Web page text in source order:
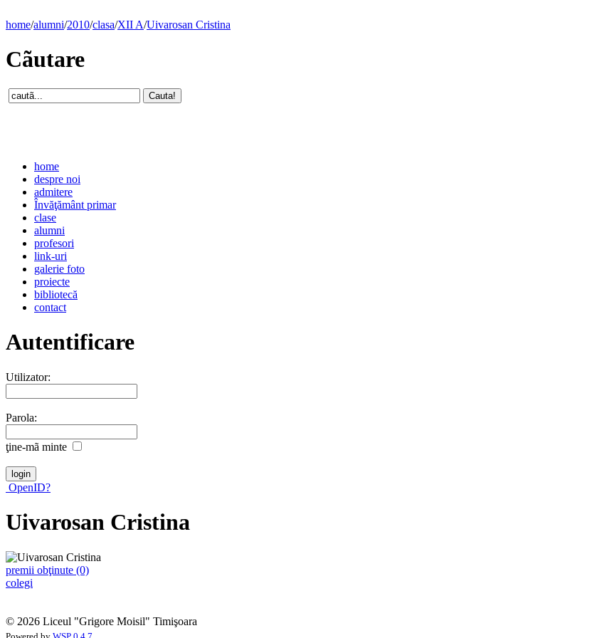
home/alumni/2010/clasa/XII A/Uivarosan Cristina
Cãutare
home
despre noi
admitere
Învăţământ primar
clase
alumni
profesori
link-uri
galerie foto
proiecte
bibliotecă
contact
Autentificare
Utilizator:
Parola:
ţine-mã minte
OpenID?
Uivarosan Cristina
premii obţinute (0)
colegi
© 2026 Liceul "Grigore Moisil" Timişoara